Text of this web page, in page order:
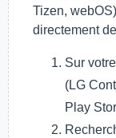
Tizen,
directement
Sur
(LG
Play